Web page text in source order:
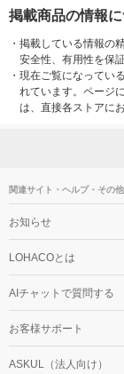
掲載商品の情報
・ 掲載している情報の
安全性、有用性を保
・ 現在ご覧になってい
れています。ページ
は、直接各ストアに
関連サイト・ヘルプ・その他
お知らせ
LOHACOとは
AIチャットで質問する
お客様サポート
ASKUL（法人向け）